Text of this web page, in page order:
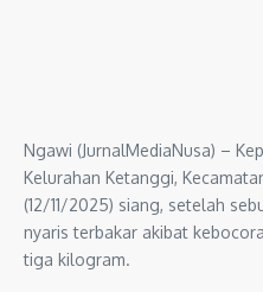
Ngawi (JurnalMediaNusa) –
Kelurahan Ketanggi,
(12/11/2025) siang, setelah
nyaris terbakar akibat
tiga kilogram.